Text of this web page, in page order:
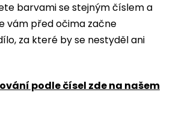
barvami se stejným číslem a
vám před očima začne
za které by se nestyděl ani
podle čísel zde na našem